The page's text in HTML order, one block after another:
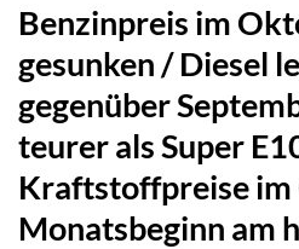
Benzinpreis im
gesunken / Diesel
gegenüber
teurer als Super
Kraftstoffpreise
Monatsbeginn am